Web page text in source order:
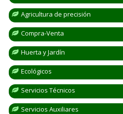
Agricultura de precisión
Compra-Venta
Huerta y Jardín
Ecológicos
Servicios Técnicos
Servicios Auxiliares